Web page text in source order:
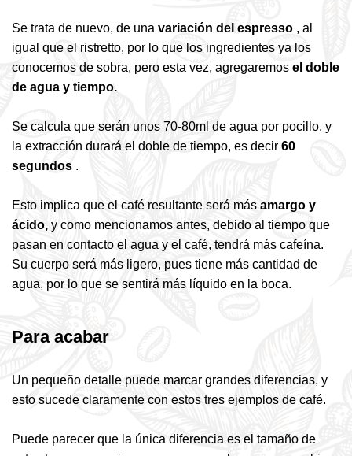
Se trata de nuevo, de una variación del espresso , al
igual que el ristretto, por lo que los ingredientes ya los
conocemos de sobra, pero esta vez, agregaremos el doble
de agua y tiempo.
Se calcula que serán unos 70-80ml de agua por pocillo, y
la extracción durará el doble de tiempo, es decir 60
segundos .
Esto implica que el café resultante será más amargo y
ácido, y como mencionamos antes, debido al tiempo que
pasan en contacto el agua y el café, tendrá más cafeína.
Su cuerpo será más ligero, pues tiene más cantidad de
agua, por lo que se sentirá más líquido en la boca.
Para acabar
Un pequeño detalle puede marcar grandes diferencias, y
esto sucede claramente con estos tres ejemplos de café.
Puede parecer que la única diferencia es el tamaño de